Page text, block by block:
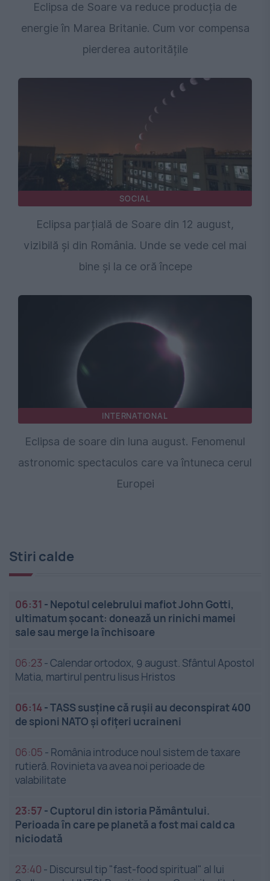
Eclipsa de Soare va reduce producția de
energie în Marea Britanie. Cum vor compensa
pierderea autoritățile
SOCIAL
Eclipsa parțială de Soare din 12 august,
vizibilă și din România. Unde se vede cel mai
bine și la ce oră începe
INTERNATIONAL
Eclipsa de soare din luna august. Fenomenul
astronomic spectaculos care va întuneca cerul
Europei
Stiri calde
06:31 - Nepotul celebrului mafiot John Gotti,
ultimatum șocant: donează un rinichi mamei
sale sau merge la închisoare
06:23 -Calendar ortodox, 9 august. Sfântul Apostol
Matia, martirul pentru Iisus Hristos
06:14-TASS susține că rușii au deconspirat 400
de spioni NATO și ofițeri ucraineni
06:05 - România introduce noul sistem de taxare
rutieră. Rovinieta va avea noi perioade de
valabilitate
23:57 -Cuptorul din istoria Pământului.
Perioada în care pe planetă a fost mai cald ca
niciodată
23:40 - Discursul tip "fast-food spiritual" al lui